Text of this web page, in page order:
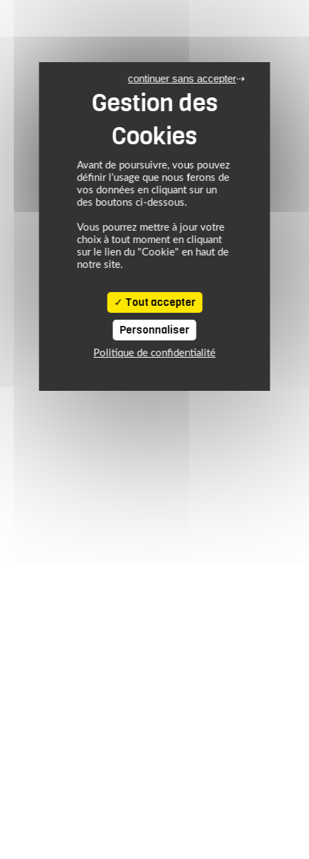
Avant de poursuivre, vous pouvez
définir l’usage que nous ferons de
vos données en cliquant sur un
des boutons ci-dessous.
Vous pourrez mettre à jour votre
choix à tout moment en cliquant
sur le lien du "Cookie" en haut de
notre site.
Tout accepter
continuer sans accepter
Personnaliser
Politique de confidentialité